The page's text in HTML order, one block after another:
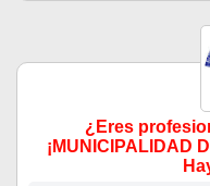
¿Eres
¡MUNICIPALIDAD